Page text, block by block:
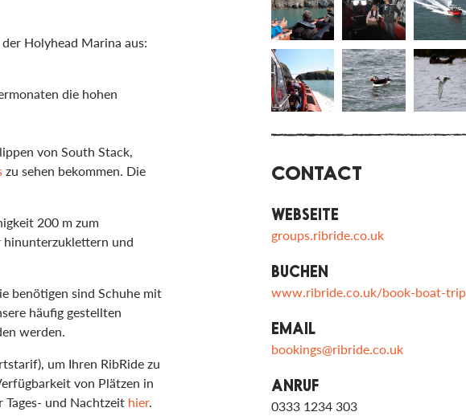
Holyhead Marina aus:
die hohen
von South Stack,
zu sehen bekommen. Die
200 m zum
und
benötigen sind Schuhe mit
häufig gestellten
werden.
um Ihren RibRide zu
von Plätzen in
Tages- und Nachtzeit hier.
CONTACT
WEBSEITE
groups.ribride.co.uk
BUCHEN
www.ribride.co.uk/book-boat-
EMAIL
bookings@ribride.co.uk
ANRUF
0333 1234 303